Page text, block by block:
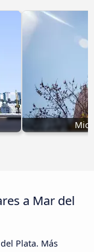
a Mar del
Plata. Más